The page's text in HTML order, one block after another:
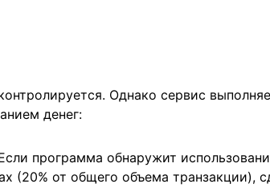
Однако сервис
денег:
программа обнаружит
(20% от общего объема транзакции),